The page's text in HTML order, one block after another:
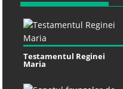
Testamentul Reginei
Maria